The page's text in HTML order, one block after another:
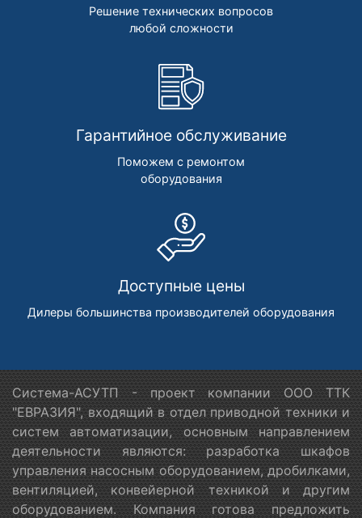
Решение технических вопросов
любой сложности
Гарантийное обслуживание
Поможем с ремонтом
оборудования
Доступные цены
Дилеры большинства производителей оборудования
Система-АСУТП - проект компании ООО ТТК
"ЕВРАЗИЯ", входящий в отдел приводной техники и
систем автоматизации, основным направлением
деятельности являются: разработка шкафов
управления насосным оборудованием, дробилками,
вентиляцией, конвейерной техникой и другим
оборудованием. Компания готова предложить